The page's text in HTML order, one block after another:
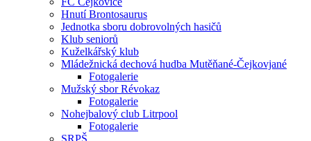
Hnutí Brontosaurus
Jednotka sboru dobrovolných hasičů
Klub seniorů
Kuželkářský klub
Mládežnická dechová hudba Mutěňané-Čejkovjané
Fotogalerie
Mužský sbor Révokaz
Fotogalerie
Nohejbalový club Litrpool
Fotogalerie
SRPŠ